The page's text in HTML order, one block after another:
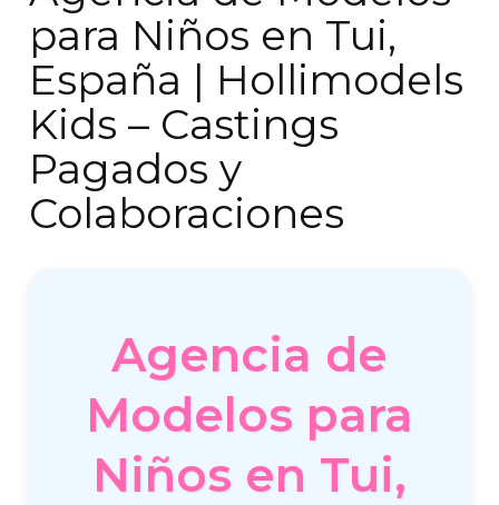
para Niños en Tui,
España | Hollimodels
Kids – Castings
Pagados y
Colaboraciones
Agencia de
Modelos para
Niños en Tui,